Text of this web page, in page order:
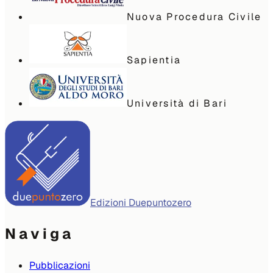
Nuova Procedura Civile
Sapientia
Università di Bari
Edizioni Duepuntozero
Naviga
Pubblicazioni